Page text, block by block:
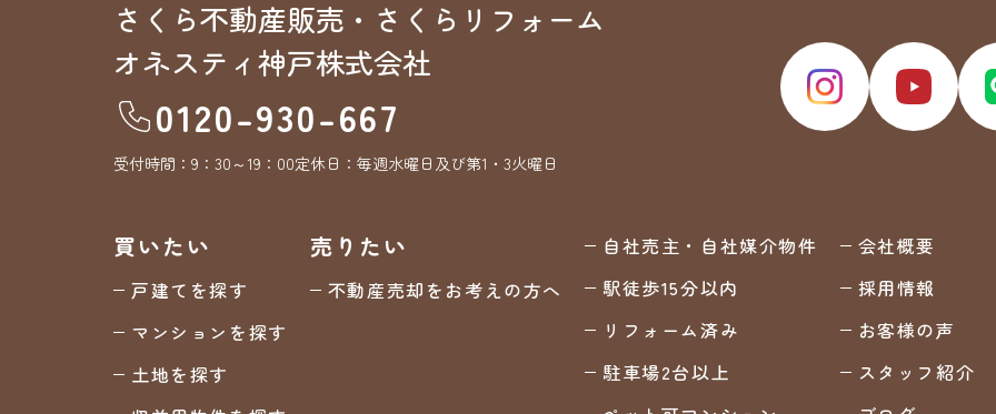
さくら不動産販売・さくらリフォーム
オネスティ神戸株式会社
0120-930-667
受付時間： 9：30～19：00定休日： 毎週水曜日及び第1・3火曜日
買いたい
戸建てを探す
マンションを探す
土地を探す
売りたい
不動産売却をお考えの方へ
自社売主・自社媒介物件
駅徒歩15分以内
リフォーム済み
駐車場2台以上
会社概要
採用情報
お客様の声
スタッフ紹介